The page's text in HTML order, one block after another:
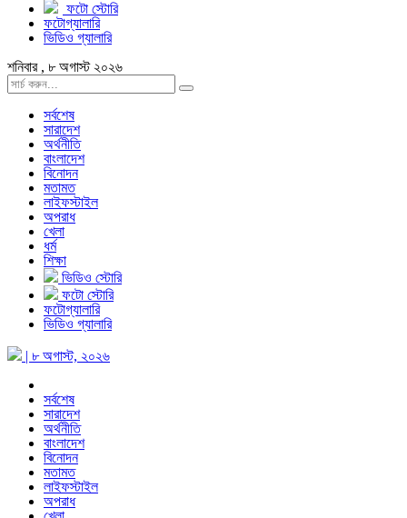
ফটো স্টোরি
ফটোগ্যালারি
ভিডিও গ্যালারি
শনিবার , ৮ অগাস্ট ২০২৬
সর্বশেষ
সারাদেশ
অর্থনীতি
বাংলাদেশ
বিনোদন
মতামত
লাইফস্টাইল
অপরাধ
খেলা
ধর্ম
শিক্ষা
ভিডিও স্টোরি
ফটো স্টোরি
ফটোগ্যালারি
ভিডিও গ্যালারি
| ৮ অগাস্ট, ২০২৬
সর্বশেষ
সারাদেশ
অর্থনীতি
বাংলাদেশ
বিনোদন
মতামত
লাইফস্টাইল
অপরাধ